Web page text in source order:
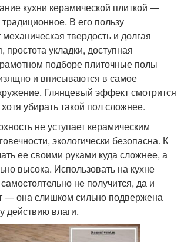
кухни керамической плиткой —
В его пользу
твердость и долгая
простота укладки, доступная
подборе плиточные полы
и вписываются в самое
Глянцевый эффект смотрится
убирать такой пол сложнее.
не уступает керамическим
экологически безопасна. К
ее своими руками куда сложнее, а
высока. Использовать на кухне
не получится, да и
— она слишком сильно подвержена
действию влаги.